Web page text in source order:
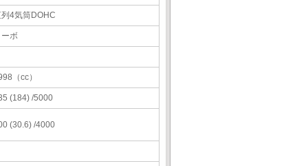
4気筒DOHC
ボ
（cc）
(184) /5000
(30.6) /4000